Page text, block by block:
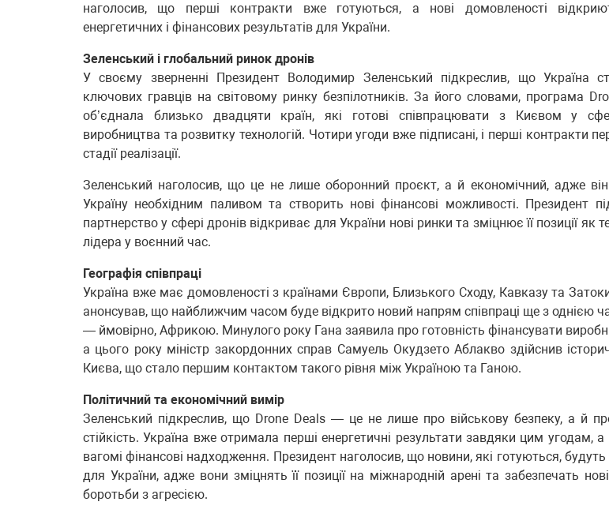
наголосив, що перші контракти вже готуються, а нові домовленості
енергетичних і фінансових результатів для України.
Зеленський і глобальний ринок дронів
У своєму зверненні Президент Володимир Зеленський підкреслив, що Україна
ключових гравців на світовому ринку безпілотників. За його словами, програма
об’єднала близько двадцяти країн, які готові співпрацювати з Києвом у
виробництва та розвитку технологій. Чотири угоди вже підписані, і перші контракти
стадії реалізації.
Зеленський наголосив, що це не лише оборонний проєкт, а й економічний, адже він
Україну необхідним паливом та створить нові фінансові можливості. Президент
партнерство у сфері дронів відкриває для України нові ринки та зміцнює її позиції як
лідера у воєнний час.
Географія співпраці
Україна вже має домовленості з країнами Європи, Близького Сходу, Кавказу та
анонсував, що найближчим часом буде відкрито новий напрям співпраці ще з однією
— ймовірно, Африкою. Минулого року Гана заявила про готовність фінансувати
а цього року міністр закордонних справ Самуель Окудзето Аблакво здійснив
Києва, що стало першим контактом такого рівня між Україною та Ганою.
Політичний та економічний вимір
Зеленський підкреслив, що Drone Deals — це не лише про військову безпеку, а й
стійкість. Україна вже отримала перші енергетичні результати завдяки цим угодам,
вагомі фінансові надходження. Президент наголосив, що новини, які готуються,
для України, адже вони зміцнять її позиції на міжнародній арені та забезпечать
боротьби з агресією.